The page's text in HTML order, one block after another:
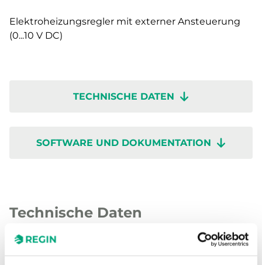
Elektroheizungsregler mit externer Ansteuerung
(0...10 V DC)
TECHNISCHE DATEN
SOFTWARE UND DOKUMENTATION
Technische Daten
Technische Daten für PULSER230X010